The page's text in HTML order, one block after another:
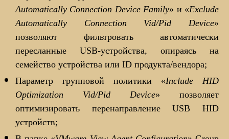
Automatically Connection Device Family» и «Exclude
Automatically Connection Vid/Pid Device»
позволяют фильтровать автоматически
пересланные USB-устройства, опираясь на
семейство устройства или ID продукта/вендора;
Параметр групповой политики «Include HID
Optimization Vid/Pid Device» позволяет
оптимизировать перенаправление USB HID
устройств;